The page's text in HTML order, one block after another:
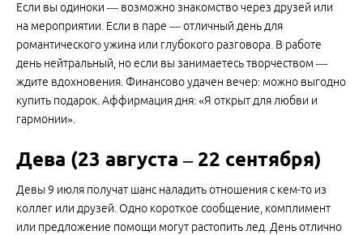
Если вы одиноки — возможно знакомство через друзей или
на мероприятии. Если в паре — отличный день для
романтического ужина или глубокого разговора. В работе
день нейтральный, но если вы занимаетесь творчеством —
ждите вдохновения. Финансово удачен вечер: можно выгодно
купить подарок. Аффирмация дня: «Я открыт для любви и
гармонии».
Дева (23 августа – 22 сентября)
Девы 9 июля получат шанс наладить отношения с кем-то из
коллег или друзей. Одно короткое сообщение, комплимент
или предложение помощи могут растопить лед. День отлично